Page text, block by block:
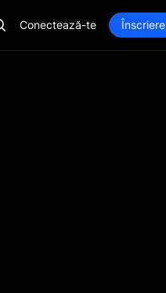
Conectează-te Înscriere